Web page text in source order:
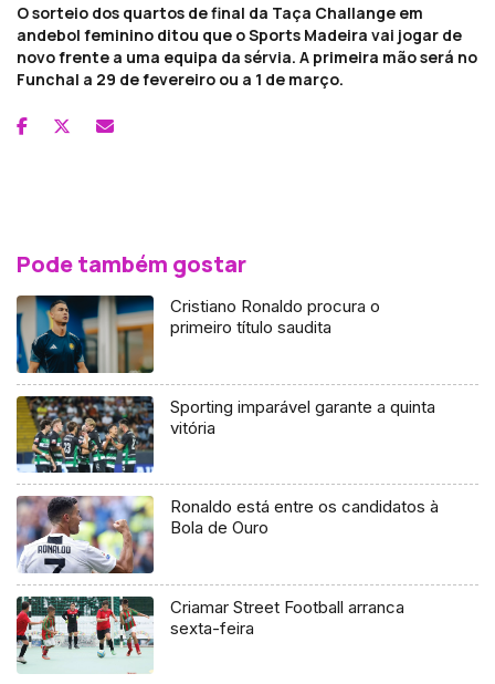
O sorteio dos quartos de final da Taça Challange em
andebol feminino ditou que o Sports Madeira vai jogar de
novo frente a uma equipa da sérvia. A primeira mão será no
Funchal a 29 de fevereiro ou a 1 de março.
Pode também gostar
Cristiano Ronaldo procura o
primeiro título saudita
Sporting imparável garante a quinta
vitória
Ronaldo está entre os candidatos à
Bola de Ouro
Criamar Street Football arranca
sexta-feira